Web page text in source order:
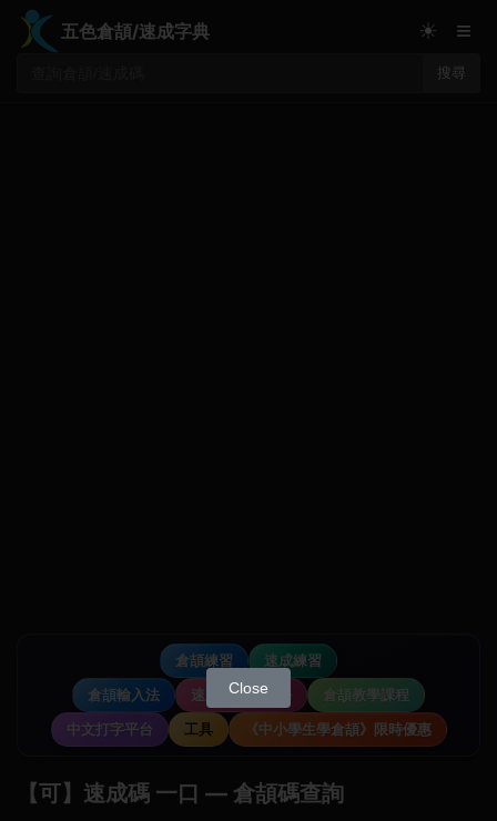
五色倉頡/速成字典
搜尋
☀ ≡
倉頡練習
速成練習
倉頡輸入法
速成輸入法教學
倉頡教學課程
中文打字平台
工具 《中小學生學倉頡》限時優惠
【可】速成碼 一口 — 倉頡碼查詢
Close